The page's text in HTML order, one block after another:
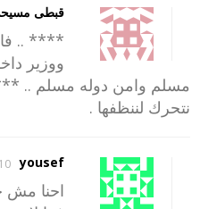
قبطى
**** ..
ووزير
مسلم وامن دوله مسلم ..
نتحرك لننظفها .
yousef
احنا مش